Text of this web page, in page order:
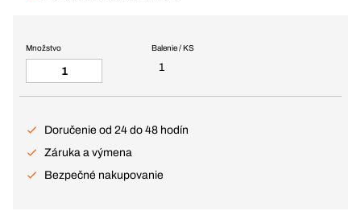
Balenie / KS
1
Množstvo
Doručenie od 24 do 48 hodín
Záruka a výmena
Bezpečné nakupovanie